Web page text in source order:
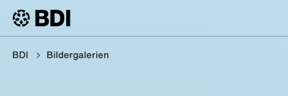
BDI Bildergalerien